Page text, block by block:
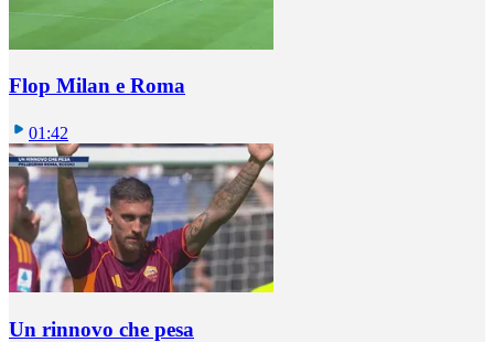
Flop Milan e Roma
01:42
Un rinnovo che pesa